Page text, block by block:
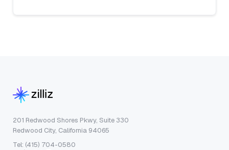
201 Redwood Shores Pkwy, Suite 330
Redwood City, California 94065
Tel: (415) 704-0580